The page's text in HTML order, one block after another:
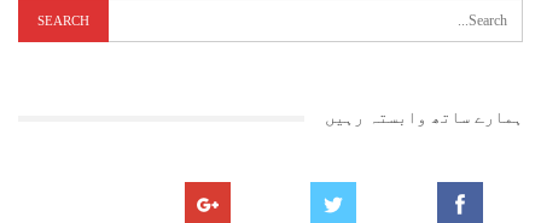
ہمارے ساتھ وابستہ رہیں